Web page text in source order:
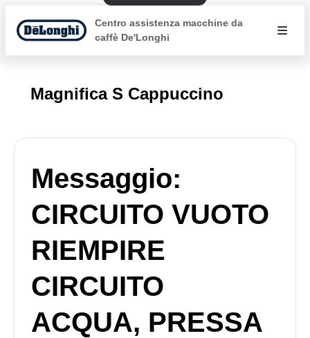
Centro assistenza macchine da
caffè De'Longhi
Magnifica S Cappuccino
Messaggio:
CIRCUITO VUOTO
RIEMPIRE
CIRCUITO
ACQUA, PRESSA